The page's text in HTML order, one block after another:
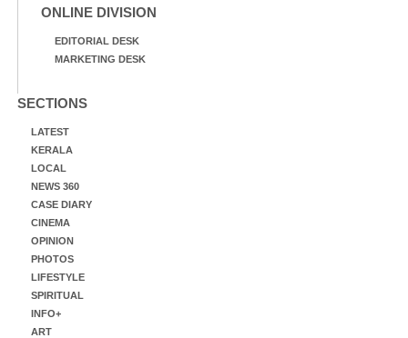
ONLINE DIVISION
EDITORIAL DESK
MARKETING DESK
SECTIONS
LATEST
KERALA
LOCAL
NEWS 360
CASE DIARY
CINEMA
OPINION
PHOTOS
LIFESTYLE
SPIRITUAL
INFO+
ART